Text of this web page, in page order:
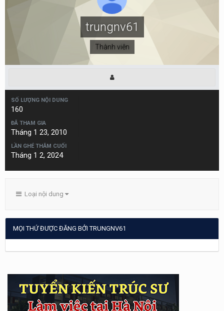
trungnv61
Thành viên
SỐ LƯỢNG NỘI DUNG
160
ĐÃ THAM GIA
Tháng 1 23, 2010
LẦN GHÉ THĂM CUỐI
Tháng 1 2, 2024
Loại nội dung
MỌI THỨ ĐƯỢC ĐĂNG BỞI TRUNGNV61